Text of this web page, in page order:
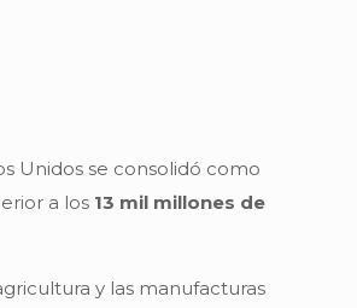
Unidos se consolidó como
a los 13 mil millones de
y las manufacturas